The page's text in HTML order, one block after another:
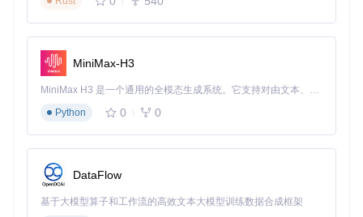
DOM元素替换 ：最后，插件将原始的LaTeX代码替换为渲
染后的数学公式图像，实现页面的实时更新。
价值呈现：提升技术文档阅读体验的关键
GitHub MathJax插件为技术文档阅读带来了多方面的价值提
通过将复杂的LaTeX代码转换为清晰直观的数学公式，插件大
大提高了技术文档的阅读效率。读者不再需要花费时间解析原
始代码，而是可以直接理解公式的含义和结构。
2. 促进学术交流
MiniMax-H3
MiniMax H3 是一个通用的全模态生成系统。它支持对由文本、图像、视频和音频组成的多模态上下文进行统一理解，并能生成分辨率高达 2K、时长可达 15 秒的带原生立体声音频的视频。得益于面向任务泛化的系统设计，H3 在预训练阶段就已具备广泛的多模态上下文理解与生成能力，能够出色地执行复杂的多模态指令。
Python
0 0
DataFlow
基于大模型算子和工作流的高效文本大模型训练数据合成框架